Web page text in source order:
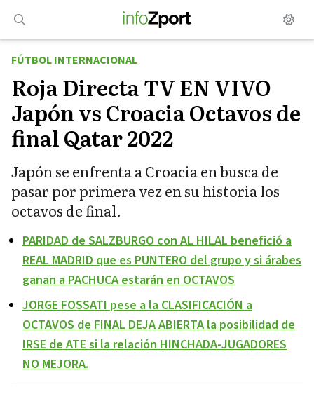
contenido
FÚTBOL INTERNACIONAL
Roja Directa TV EN VIVO
Japón vs Croacia Octavos de
final Qatar 2022
Japón se enfrenta a Croacia en busca de
pasar por primera vez en su historia los
octavos de final.
PARIDAD de SALZBURGO con AL HILAL benefició a
REAL MADRID que es PUNTERO del grupo y si árabes
ganan a PACHUCA estarán en OCTAVOS
JORGE FOSSATI pese a la CLASIFICACIÓN a
OCTAVOS de FINAL DEJA ABIERTA la posibilidad de
IRSE de ATE si la relación HINCHADA-JUGADORES
NO MEJORA.